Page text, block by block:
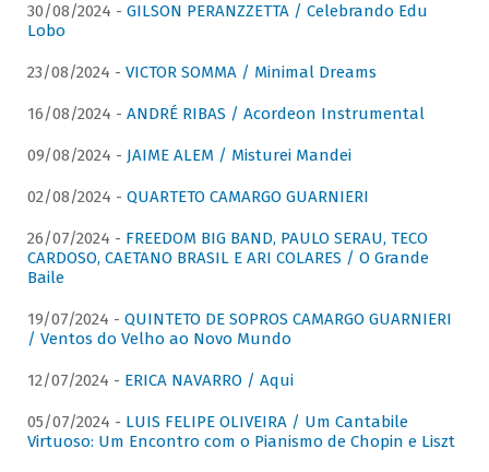
30/08/2024 - GILSON PERANZZETTA / Celebrando Edu
Lobo
23/08/2024 - VICTOR SOMMA / Minimal Dreams
16/08/2024 - ANDRÉ RIBAS / Acordeon Instrumental
09/08/2024 - JAIME ALEM / Misturei Mandei
02/08/2024 - QUARTETO CAMARGO GUARNIERI
26/07/2024 - FREEDOM BIG BAND, PAULO SERAU, TECO
CARDOSO, CAETANO BRASIL E ARI COLARES / O Grande
Baile
19/07/2024 - QUINTETO DE SOPROS CAMARGO GUARNIERI
/ Ventos do Velho ao Novo Mundo
12/07/2024 - ERICA NAVARRO / Aqui
05/07/2024 - LUIS FELIPE OLIVEIRA / Um Cantabile
Virtuoso: Um Encontro com o Pianismo de Chopin e Liszt